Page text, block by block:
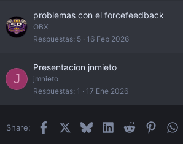
problemas con el forcefeedback
OBX
Respuestas 5 16 Feb 2026
J
Presentacion jnmieto
jmnieto
Respuestas 1 17 Ene 2026
Share: Facebook BlueskyLinkedInReddit